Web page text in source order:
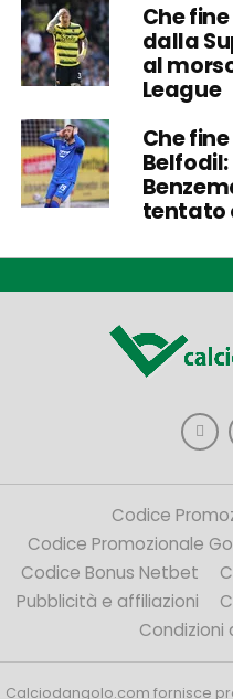
Che
dalla
al
League
Che
tentato
Codice
Codice Promozionale
Codice Bonus Netbet
Pubblicità e affiliazioni
Condizioni
Calciodangolo.com fornisce